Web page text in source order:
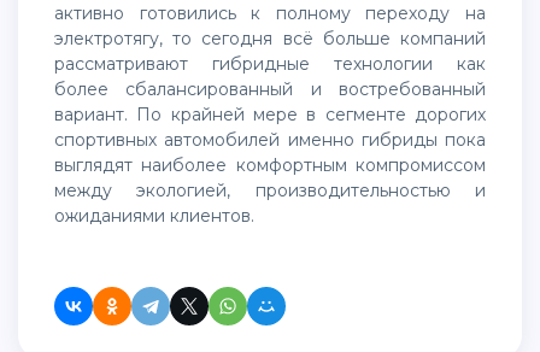
активно готовились к полному переходу на
электротягу, то сегодня всё больше компаний
рассматривают гибридные технологии как
более сбалансированный и востребованный
вариант. По крайней мере в сегменте дорогих
спортивных автомобилей именно гибриды пока
выглядят наиболее комфортным компромиссом
между экологией, производительностью и
ожиданиями клиентов.